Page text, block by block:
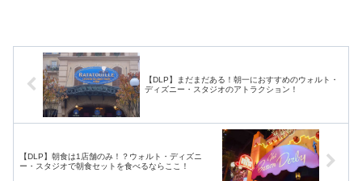
【DLP】まだまだある！朝一におすすめのウォルト・
ディズニー・スタジオのアトラクション！
【DLP】朝食は1店舗のみ！？ウォルト・ディズニ
ー・スタジオで朝食セットを食べるならここ！